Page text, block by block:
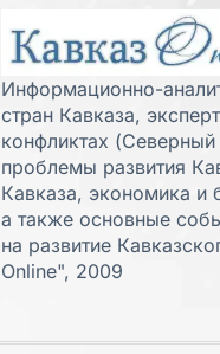
Информационно-
стран Кавказа,
конфликтах
проблемы развития
Кавказа, экономика и
а также основные
на развитие
Online", 2009